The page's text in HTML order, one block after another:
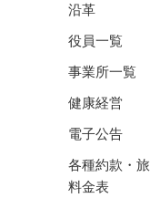
沿革
役員一覧
事業所一覧
健康経営
電子公告
各種約款・
料金表